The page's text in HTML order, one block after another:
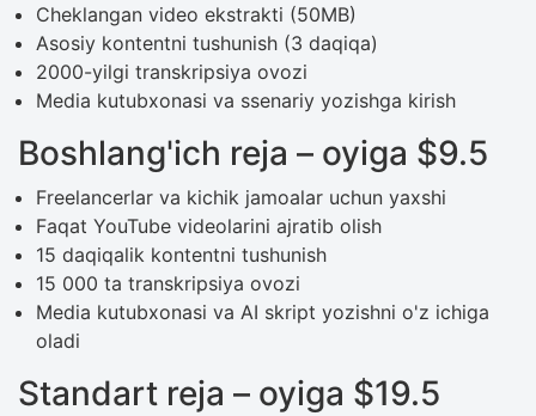
Cheklangan video ekstrakti (50MB)
Asosiy kontentni tushunish (3 daqiqa)
2000-yilgi transkripsiya ovozi
Media kutubxonasi va ssenariy yozishga kirish
Boshlang'ich reja – oyiga $9.5
Freelancerlar va kichik jamoalar uchun yaxshi
Faqat YouTube videolarini ajratib olish
15 daqiqalik kontentni tushunish
15 000 ta transkripsiya ovozi
Media kutubxonasi va AI skript yozishni o'z ichiga
oladi
Standart reja – oyiga $19.5